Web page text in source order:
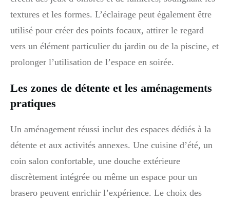
textures et les formes. L’éclairage peut également être
utilisé pour créer des points focaux, attirer le regard
vers un élément particulier du jardin ou de la piscine, et
prolonger l’utilisation de l’espace en soirée.
Les zones de détente et les aménagements
pratiques
Un aménagement réussi inclut des espaces dédiés à la
détente et aux activités annexes. Une cuisine d’été, un
coin salon confortable, une douche extérieure
discrètement intégrée ou même un espace pour un
brasero peuvent enrichir l’expérience. Le choix des